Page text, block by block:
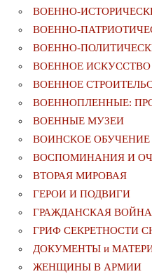
ВОЕННО-
ВОЕННО-
ВОЕННО-
ВОЕННОЕ ИСКУССТВО
ВОЕННОЕ
ВОЕННОПЛЕННЫЕ:
ВОЕННЫЕ МУЗЕИ
ВОИНСКОЕ ОБУЧЕНИЕ
ВОСПОМИНАНИЯ И
ВТОРАЯ МИРОВАЯ
ГЕРОИ И ПОДВИГИ
ГРАЖДАНСКАЯ ВОЙНА
ГРИФ СЕКРЕТНОСТИ
ДОКУМЕНТЫ и
ЖЕНЩИНЫ В АРМИИ